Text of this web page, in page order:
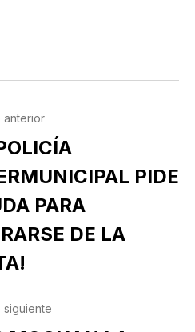
anterior
PIDE
PARA
DE LA
siguiente